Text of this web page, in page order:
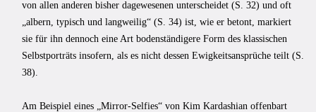
von allen anderen bisher dagewesenen unterscheidet (S. 32) und oft
„albern, typisch und langweilig“ (S. 34) ist, wie er betont, markiert
sie für ihn dennoch eine Art bodenständigere Form des klassischen
Selbstporträts insofern, als es nicht dessen Ewigkeitsansprüche teilt (S.
38).
Am Beispiel eines „Mirror-Selfies“ von Kim Kardashian offenbart